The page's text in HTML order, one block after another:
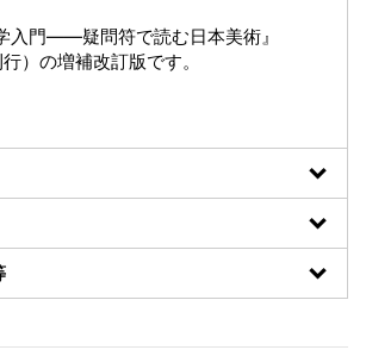
入門――疑問符で読む日本美術』
行）の増補改訂版です。